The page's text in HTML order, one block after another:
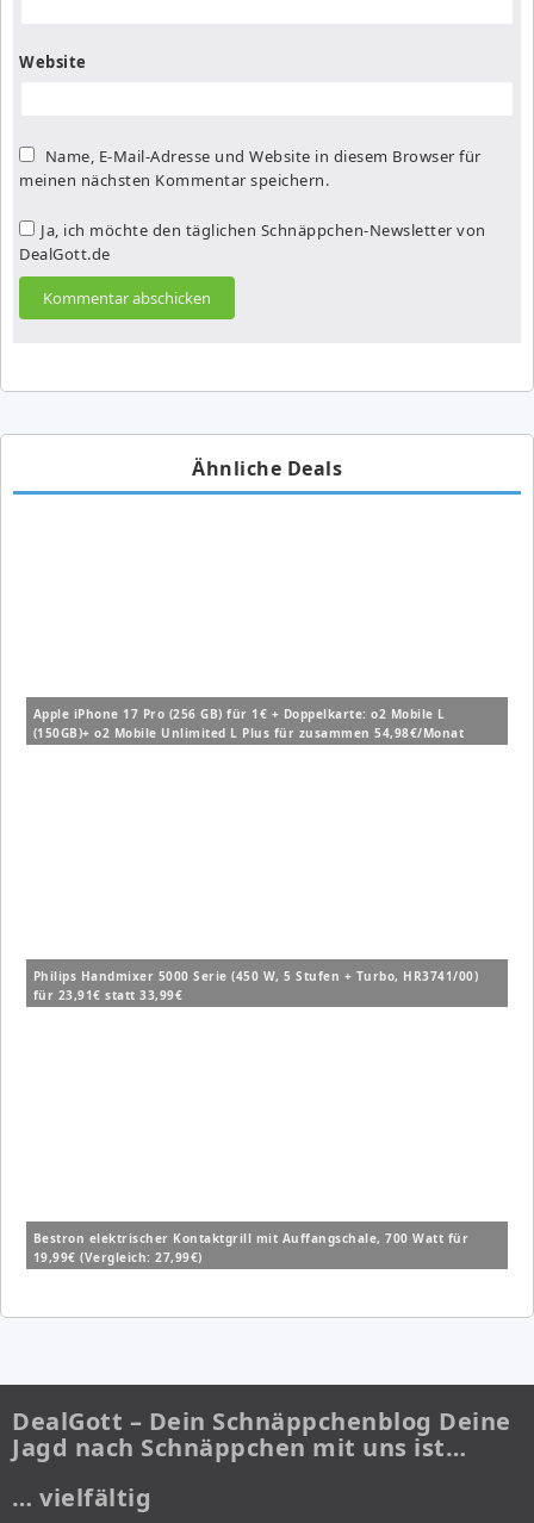
Website
Name, E-Mail-Adresse und Website in diesem Browser für
meinen nächsten Kommentar speichern.
Ja, ich möchte den täglichen Schnäppchen-Newsletter von
DealGott.de
Ähnliche Deals
Apple iPhone 17 Pro (256 GB) für 1€ + Doppelkarte: o2 Mobile L
(150GB)+ o2 Mobile Unlimited L Plus für zusammen 54,98€/Monat
Philips Handmixer 5000 Serie (450 W, 5 Stufen + Turbo, HR3741/00)
für 23,91€ statt 33,99€
Bestron elektrischer Kontaktgrill mit Auffangschale, 700 Watt für
19,99€ (Vergleich: 27,99€)
DealGott – Dein Schnäppchenblog Deine
Jagd nach Schnäppchen mit uns ist…
… vielfältig